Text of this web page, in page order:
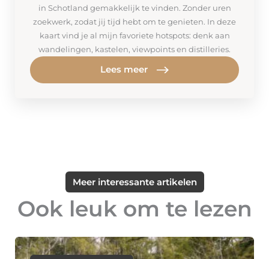
in Schotland gemakkelijk te vinden. Zonder uren
zoekwerk, zodat jij tijd hebt om te genieten. In deze
kaart vind je al mijn favoriete hotspots: denk aan
wandelingen, kastelen, viewpoints en distilleries.
Lees meer
Meer interessante artikelen
Ook leuk om te lezen